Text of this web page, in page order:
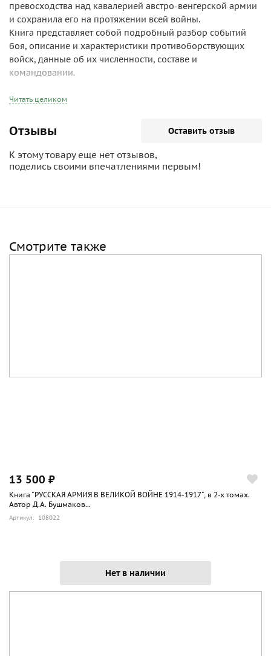
превосходства над кавалерией австро-венгерской армии
и сохранила его на протяжении всей войны.
Книга представляет собой подробный разбор событий
боя, описание и характеристики противоборствующих
войск, данные об их численности, составе и
командовании.
Читать целиком
Отзывы Оставить отзыв
К этому товару еще нет отзывов,
поделись своими впечатлениями первым!
Смотрите также
13 500 ₽
Книга "РУССКАЯ АРМИЯ В ВЕЛИКОЙ ВОЙНЕ 1914-1917", в 2-х томах.
Автор Д.А. Бушмаков...
Артикул: 108022
Нет в наличии